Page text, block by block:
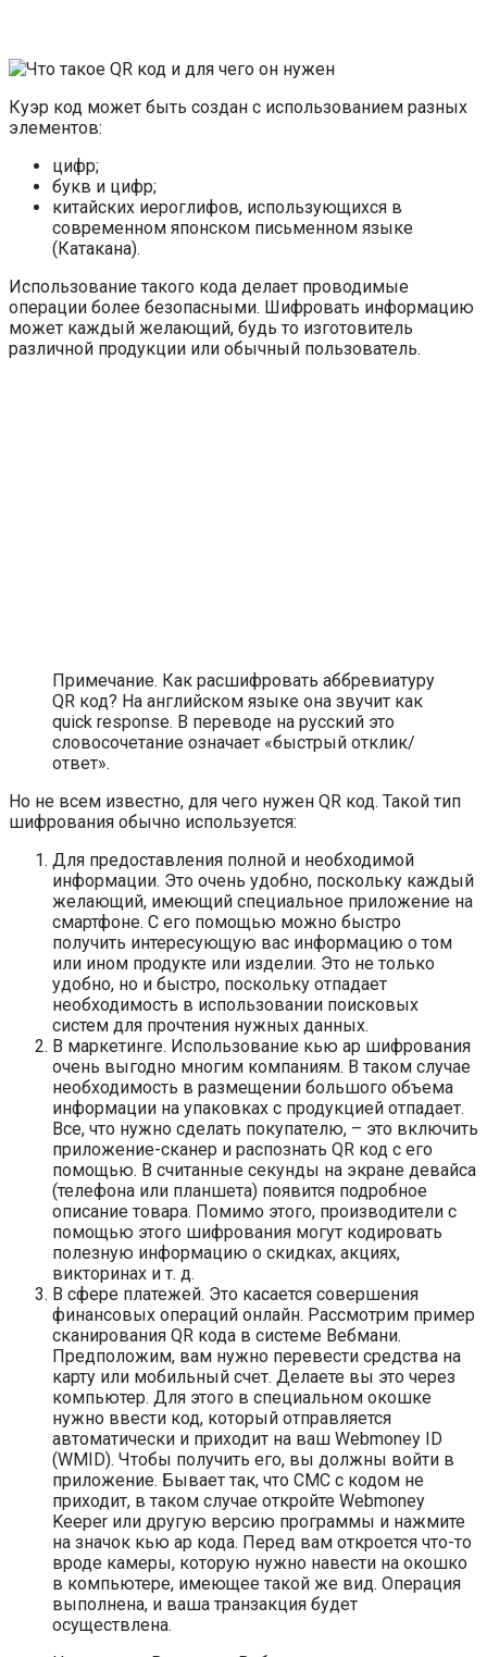
Куэр код может быть создан с использованием разных
элементов:
цифр;
букв и цифр;
китайских иероглифов, использующихся в
современном японском письменном языке
(Катакана).
Использование такого кода делает проводимые
операции более безопасными. Шифровать информацию
может каждый желающий, будь то изготовитель
различной продукции или обычный пользователь.
Примечание. Как расшифровать аббревиатуру
QR код? На английском языке она звучит как
quick response. В переводе на русский это
словосочетание означает «быстрый отклик/
ответ».
Но не всем известно, для чего нужен QR код. Такой тип
шифрования обычно используется:
Для предоставления полной и необходимой
информации. Это очень удобно, поскольку каждый
желающий, имеющий специальное приложение на
смартфоне. С его помощью можно быстро
получить интересующую вас информацию о том
или ином продукте или изделии. Это не только
удобно, но и быстро, поскольку отпадает
необходимость в использовании поисковых
систем для прочтения нужных данных.
В маркетинге. Использование кью ар шифрования
очень выгодно многим компаниям. В таком случае
необходимость в размещении большого объема
информации на упаковках с продукцией отпадает.
Все, что нужно сделать покупателю, – это включить
приложение-сканер и распознать QR код с его
помощью. В считанные секунды на экране девайса
(телефона или планшета) появится подробное
описание товара. Помимо этого, производители с
помощью этого шифрования могут кодировать
полезную информацию о скидках, акциях,
викторинах и т. д.
В сфере платежей. Это касается совершения
финансовых операций онлайн. Рассмотрим пример
сканирования QR кода в системе Вебмани.
Предположим, вам нужно перевести средства на
карту или мобильный счет. Делаете вы это через
компьютер. Для этого в специальном окошке
нужно ввести код, который отправляется
автоматически и приходит на ваш Webmoney ID
(WMID). Чтобы получить его, вы должны войти в
приложение. Бывает так, что СМС с кодом не
приходит, в таком случае откройте Webmoney
Keeper или другую версию программы и нажмите
на значок кью ар кода. Перед вам откроется что-то
вроде камеры, которую нужно навести на окошко
в компьютере, имеющее такой же вид. Операция
выполнена, и ваша транзакция будет
осуществлена.